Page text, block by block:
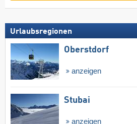
Urlaubsregionen
Oberstdorf
anzeigen
Stubai
anzeigen